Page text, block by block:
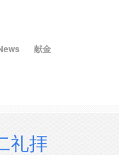
献金
礼拝